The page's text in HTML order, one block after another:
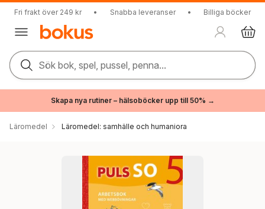
Fri frakt över 249 kr • Snabba leveranser • Billiga böcker
Sök bok, spel, pussel, penna...
Skapa nya rutiner – hälsoböcker upp till 50% →
Läromedel Läromedel: samhälle och humaniora